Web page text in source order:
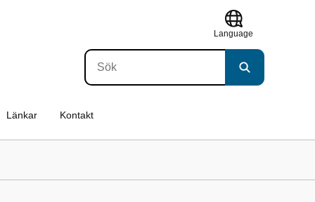
Language
Länkar Kontakt